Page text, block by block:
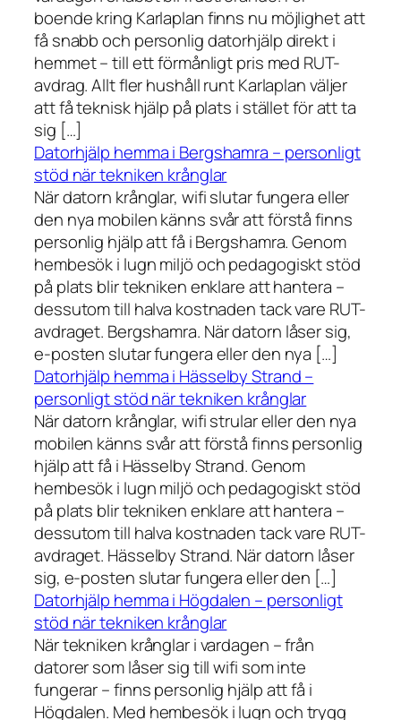
boende kring Karlaplan finns nu möjlighet att
få snabb och personlig datorhjälp direkt i
hemmet – till ett förmånligt pris med RUT-
avdrag. Allt fler hushåll runt Karlaplan väljer
att få teknisk hjälp på plats i stället för att ta
sig […]
Datorhjälp hemma i Bergshamra – personligt
stöd när tekniken krånglar
När datorn krånglar, wifi slutar fungera eller
den nya mobilen känns svår att förstå finns
personlig hjälp att få i Bergshamra. Genom
hembesök i lugn miljö och pedagogiskt stöd
på plats blir tekniken enklare att hantera –
dessutom till halva kostnaden tack vare RUT-
avdraget. Bergshamra. När datorn låser sig,
e-posten slutar fungera eller den nya […]
Datorhjälp hemma i Hässelby Strand –
personligt stöd när tekniken krånglar
När datorn krånglar, wifi strular eller den nya
mobilen känns svår att förstå finns personlig
hjälp att få i Hässelby Strand. Genom
hembesök i lugn miljö och pedagogiskt stöd
på plats blir tekniken enklare att hantera –
dessutom till halva kostnaden tack vare RUT-
avdraget. Hässelby Strand. När datorn låser
sig, e-posten slutar fungera eller den […]
Datorhjälp hemma i Högdalen – personligt
stöd när tekniken krånglar
När tekniken krånglar i vardagen – från
datorer som låser sig till wifi som inte
fungerar – finns personlig hjälp att få i
Högdalen. Med hembesök i lugn och trygg